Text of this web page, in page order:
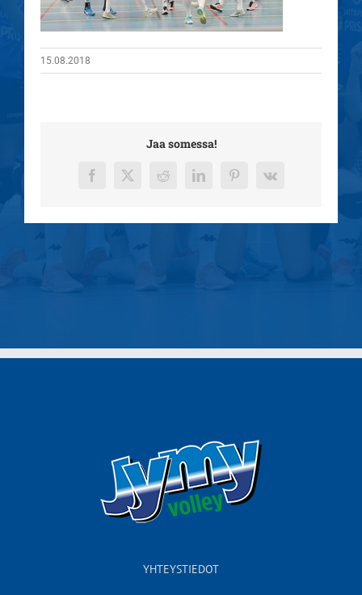
15.08.2018
Jaa somessa!
Facebook
X RedditLinkedInPinterest
Vk
YHTEYSTIEDOT